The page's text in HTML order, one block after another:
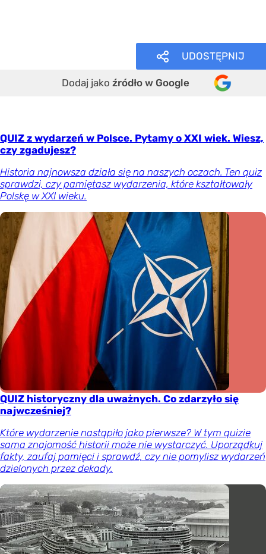
UDOSTĘPNIJ
Dodaj jako źródło w Google
QUIZ z wydarzeń w Polsce. Pytamy o XXI wiek. Wiesz,
czy zgadujesz?
Historia najnowsza działa się na naszych oczach. Ten quiz
sprawdzi, czy pamiętasz wydarzenia, które kształtowały
Polskę w XXI wieku.
QUIZ historyczny dla uważnych. Co zdarzyło się
najwcześniej?
Które wydarzenie nastąpiło jako pierwsze? W tym quizie
sama znajomość historii może nie wystarczyć. Uporządkuj
fakty, zaufaj pamięci i sprawdź, czy nie pomylisz wydarzeń
dzielonych przez dekady.